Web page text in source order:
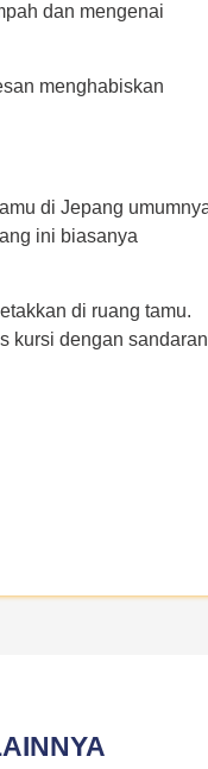
dan mengenai
menghabiskan
di Jepang
ini biasanya
di ruang tamu.
kursi dengan sandaran